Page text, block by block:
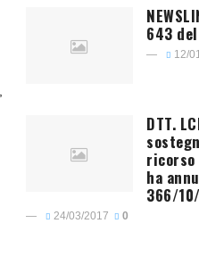
643
12/
DTT.
ricorso
ha
366/
24/03/2017 0